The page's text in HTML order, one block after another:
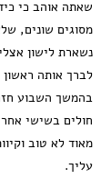
שאתה אוהב כי
מסוגים שונים,
נשארת לישון
לברך אותה ראשון
בהמשך השבוע
חולים בשישי
מאוד לא טוב
עליך.